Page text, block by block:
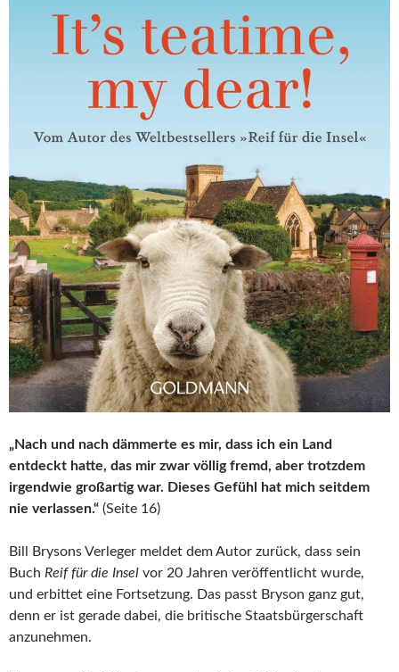
„Nach und nach dämmerte es mir, dass ich ein Land
entdeckt hatte, das mir zwar völlig fremd, aber trotzdem
irgendwie großartig war. Dieses Gefühl hat mich seitdem
nie verlassen.“ (Seite 16)
Bill Brysons Verleger meldet dem Autor zurück, dass sein
Buch Reif für die Insel vor 20 Jahren veröffentlicht wurde,
und erbittet eine Fortsetzung. Das passt Bryson ganz gut,
denn er ist gerade dabei, die britische Staatsbürgerschaft
anzunehmen.